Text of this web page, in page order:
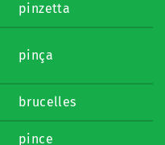
pinzetta
pinça
brucelles
pince